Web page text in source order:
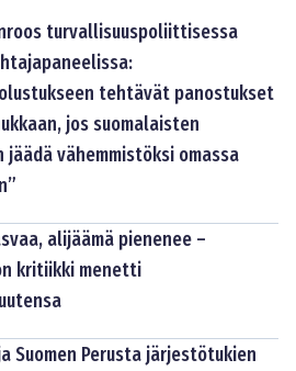
turvallisuuspoliittisessa
tehtävät panostukset
jos suomalaisten
jäädä vähemmistöksi omassa
alijäämä pienenee –
kritiikki menetti
Suomen Perusta järjestötukien